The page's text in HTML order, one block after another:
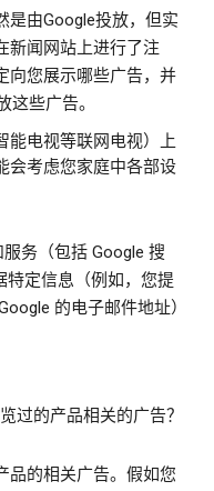
是由Google投放，但实
新闻网站上进行了注
向您展示哪些广告，并
这些广告。
能电视等联网电视）上
会考虑您家庭中各部设
务（包括 Google 搜
特定信息（例如，您提
的电子邮件地址）
过的产品相关的广告？
品的相关广告。假如您